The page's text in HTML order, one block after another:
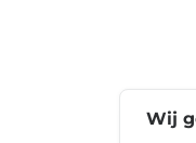
Wij